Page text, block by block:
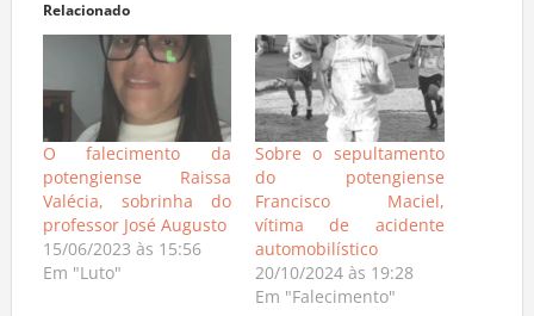
Relacionado
O falecimento da
potengiense Raissa
Valécia, sobrinha do
professor José Augusto
15/06/2023 às 15:56
Em "Luto"
Sobre o sepultamento
do potengiense
Francisco Maciel,
vítima de acidente
automobilístico
20/10/2024 às 19:28
Em "Falecimento"